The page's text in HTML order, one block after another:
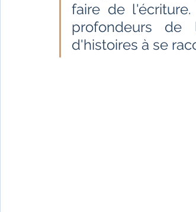
Littérature anglo-saxonne
faire de
profondeurs
d'histoires à se